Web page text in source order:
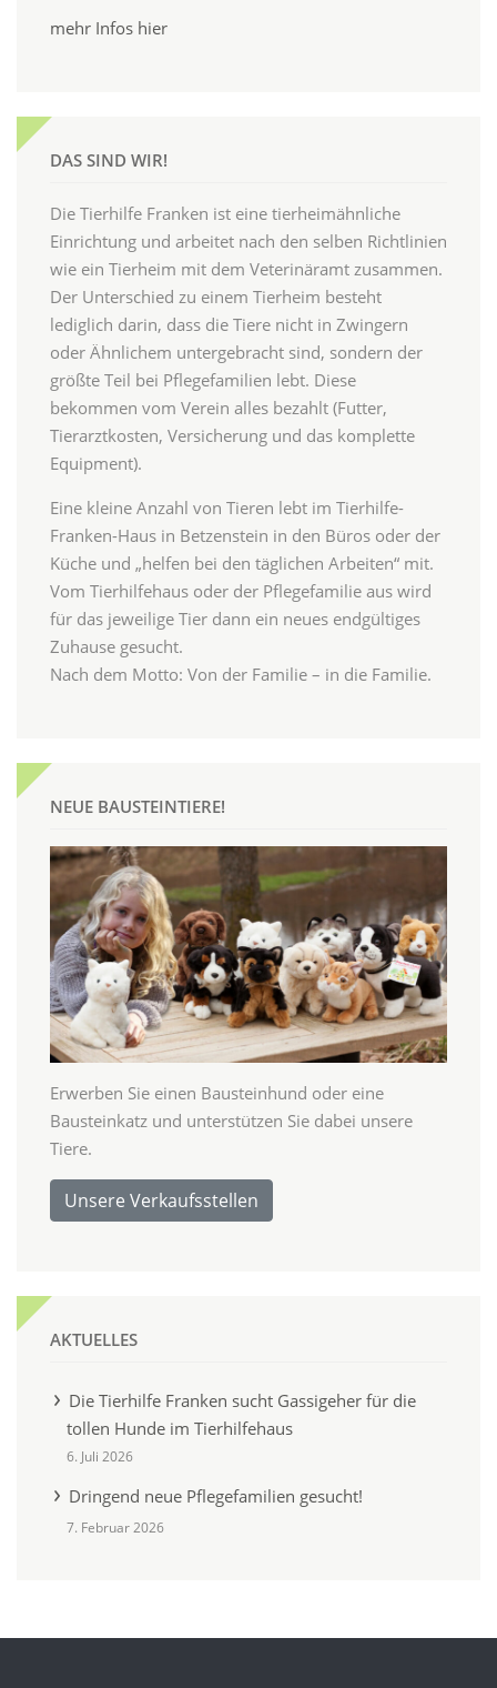
mehr Infos hier
DAS SIND WIR!
Die Tierhilfe Franken ist eine tierheimähnliche
Einrichtung und arbeitet nach den selben Richtlinien
wie ein Tierheim mit dem Veterinäramt zusammen.
Der Unterschied zu einem Tierheim besteht
lediglich darin, dass die Tiere nicht in Zwingern
oder Ähnlichem untergebracht sind, sondern der
größte Teil bei Pflegefamilien lebt. Diese
bekommen vom Verein alles bezahlt (Futter,
Tierarztkosten, Versicherung und das komplette
Equipment).
Eine kleine Anzahl von Tieren lebt im Tierhilfe-
Franken-Haus in Betzenstein in den Büros oder der
Küche und „helfen bei den täglichen Arbeiten“ mit.
Vom Tierhilfehaus oder der Pflegefamilie aus wird
für das jeweilige Tier dann ein neues endgültiges
Zuhause gesucht.
Nach dem Motto: Von der Familie – in die Familie.
NEUE BAUSTEINTIERE!
Erwerben Sie einen Bausteinhund oder eine
Bausteinkatz und unterstützen Sie dabei unsere
Tiere.
Unsere Verkaufsstellen
AKTUELLES
Die Tierhilfe Franken sucht Gassigeher für die
tollen Hunde im Tierhilfehaus
6. Juli 2026
Dringend neue Pflegefamilien gesucht!
7. Februar 2026